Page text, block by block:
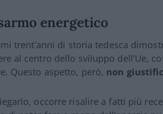
energetico
trent’anni di storia tedesca
al centro dello sviluppo dell’Ue,
Questo aspetto, però, non
occorre risalire a fatti più